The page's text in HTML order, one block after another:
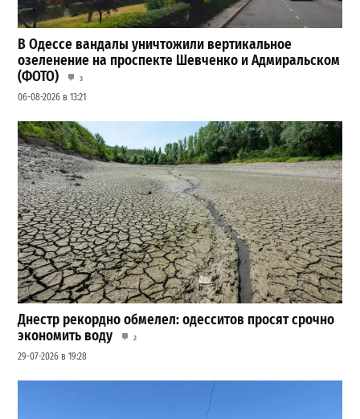
В Одессе вандалы уничтожили вертикальное
озеленение на проспекте Шевченко и Адмиральском
(ФОТО)
3
06-08-2026 в 13:21
Днестр рекордно обмелел: одесситов просят срочно
экономить воду
2
29-07-2026 в 19:28